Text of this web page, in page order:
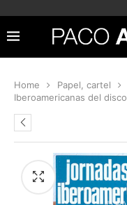
Home Papel, cartel
Iberoamericanas del disco